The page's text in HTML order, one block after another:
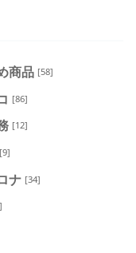
商品 [58]
[86]
[12]
[9]
ナ [34]